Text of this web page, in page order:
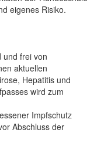
eigenes Risiko.
und frei von
aktuellen
, Hepatitis und
wird zum
Impfschutz
Abschluss der